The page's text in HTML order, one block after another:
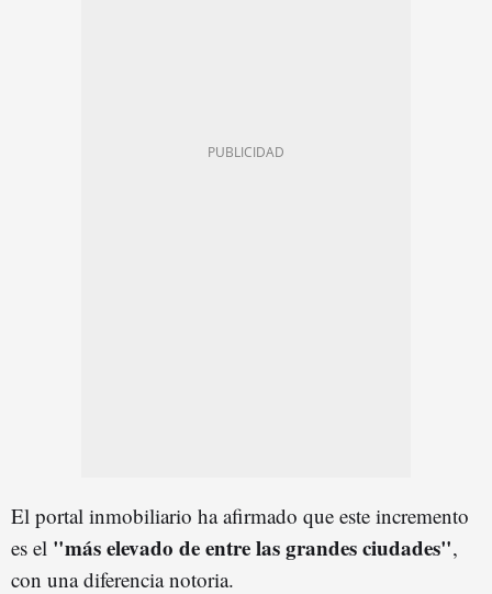
El portal inmobiliario ha afirmado que este incremento
es el "más elevado de entre las grandes ciudades",
con una diferencia notoria.